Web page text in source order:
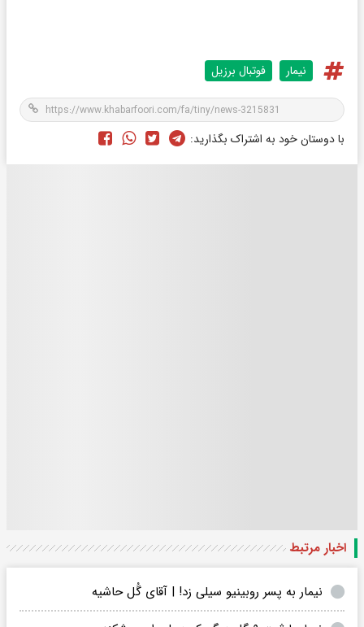
نیمار فوتبال برزیل
با دوستان خود به اشتراک بگذارید:
اخبار مرتبط
نیمار به پسر روبینیو سیلی زد! | آقای گُل حاشیه